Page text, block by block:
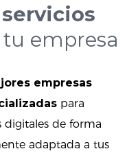
servicios
tu empresa
empresas
para
digitales de forma
adaptada a tus